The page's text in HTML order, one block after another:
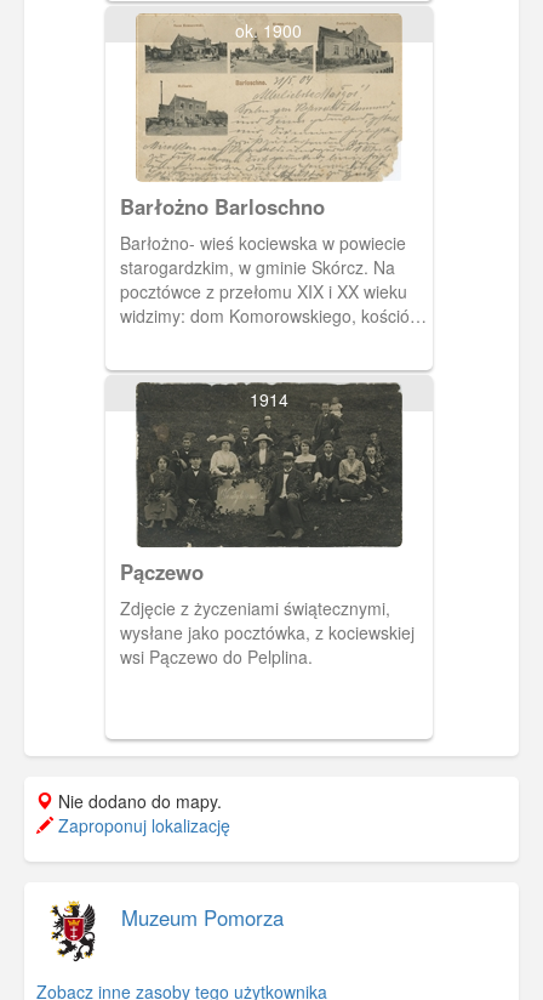
ok. 1900
Barłożno Barloschno
Barłożno- wieś kociewska w powiecie
starogardzkim, w gminie Skórcz. Na
pocztówce z przełomu XIX i XX wieku
widzimy: dom Komorowskiego, kościół
1914
Pączewo
Zdjęcie z życzeniami świątecznymi,
wysłane jako pocztówka, z kociewskiej
wsi Pączewo do Pelplina.
Nie dodano do mapy.
Zaproponuj lokalizację
Muzeum Pomorza
Zobacz inne zasoby tego użytkownika